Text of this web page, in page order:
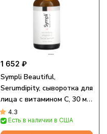
1 652 ₽
Sympli Beautiful,
Serumdipity, сыворотка для
лица с витамином C, 30 мл
(1 жидк. унция)
4.3
Есть в наличии в США